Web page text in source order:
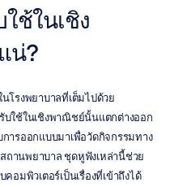
ช้ในเชิง
น่?
โรงพยาบาลที่เต็มไปด้วย
บใช้ในเชิงพาณิชย์นั้นแตกต่างออก
ารออกแบบมาเพื่อวัดกิจกรรมทาง
ถานพยาบาล ชุดหูฟังเหล่านี้ช่วย
อมพิวเตอร์เป็นเรื่องที่เข้าถึงได้